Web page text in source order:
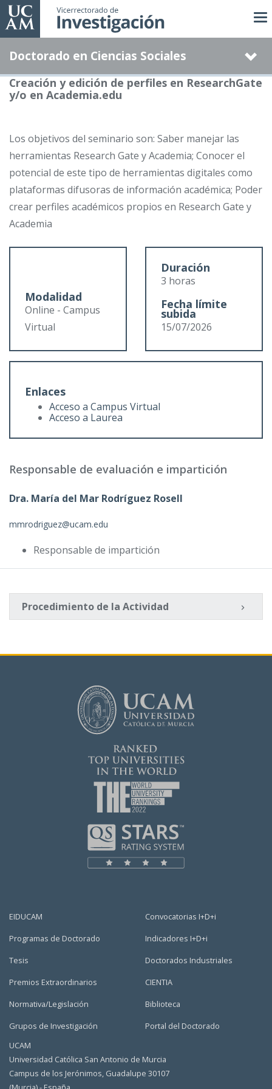
Pasar
al
principal
Doctorado en Ciencias Sociales
Creación y edición de perfiles en ResearchGate
y/o en Academia.edu
Los objetivos del seminario son: Saber manejar las
herramientas Research Gate y Academia; Conocer el
potencial de este tipo de herramientas digitales como
plataformas difusoras de información académica; Poder
crear perfiles académicos propios en Research Gate y
Academia
Modalidad
Online - Campus
Virtual
Duración
3 horas
Fecha límite
subida
15/07/2026
Enlaces
Acceso a Campus Virtual
Acceso a Laurea
Responsable de evaluación e impartición
Dra. María del Mar Rodríguez Rosell
mmrodriguez@ucam.edu
Responsable de impartición
Procedimiento de la Actividad
EIDUCAM
Programas de Doctorado
Tesis
Premios Extraordinarios
Normativa/Legislación
Grupos de Investigación
Convocatorias I+D+i
Indicadores I+D+i
Doctorados Industriales
CIENTIA
Biblioteca
Portal del Doctorado
UCAM
Universidad Católica San Antonio de Murcia
Campus de los Jerónimos, Guadalupe 30107